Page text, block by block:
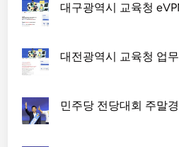
대구광역시 교육청
대전광역시 교육청 업
민주당 전당대회 주말